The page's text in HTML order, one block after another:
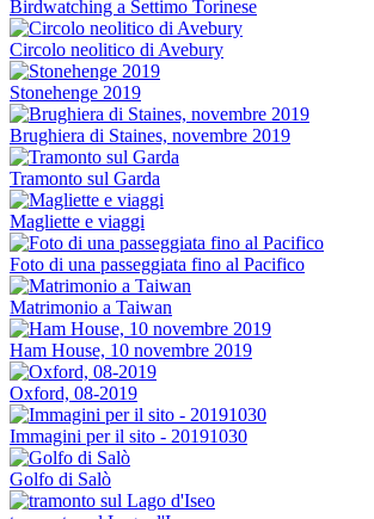
Birdwatching a Settimo Torinese
Circolo neolitico di Avebury
Stonehenge 2019
Brughiera di Staines, novembre 2019
Tramonto sul Garda
Magliette e viaggi
Foto di una passeggiata fino al Pacifico
Matrimonio a Taiwan
Ham House, 10 novembre 2019
Oxford, 08-2019
Immagini per il sito - 20191030
Golfo di Salò